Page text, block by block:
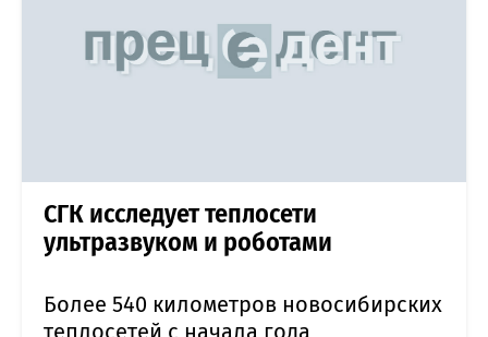
СГК исследует теплосети
ультразвуком и роботами
Более 540 километров новосибирских
теплосетей с начала года